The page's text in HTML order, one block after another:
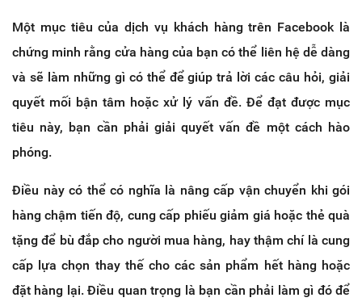
Một mục tiêu của dịch vụ khách hàng trên Facebook là
chứng minh rằng cửa hàng của bạn có thể liên hệ dễ dàng
và sẽ làm những gì có thể để giúp trả lời các câu hỏi, giải
quyết mối bận tâm hoặc xử lý vấn đề. Để đạt được mục
tiêu này, bạn cần phải giải quyết vấn đề một cách hào
phóng.
Điều này có thể có nghĩa là nâng cấp vận chuyển khi gói
hàng chậm tiến độ, cung cấp phiếu giảm giá hoặc thẻ quà
tặng để bù đắp cho người mua hàng, hay thậm chí là cung
cấp lựa chọn thay thế cho các sản phẩm hết hàng hoặc
đặt hàng lại. Điều quan trọng là bạn cần phải làm gì đó để